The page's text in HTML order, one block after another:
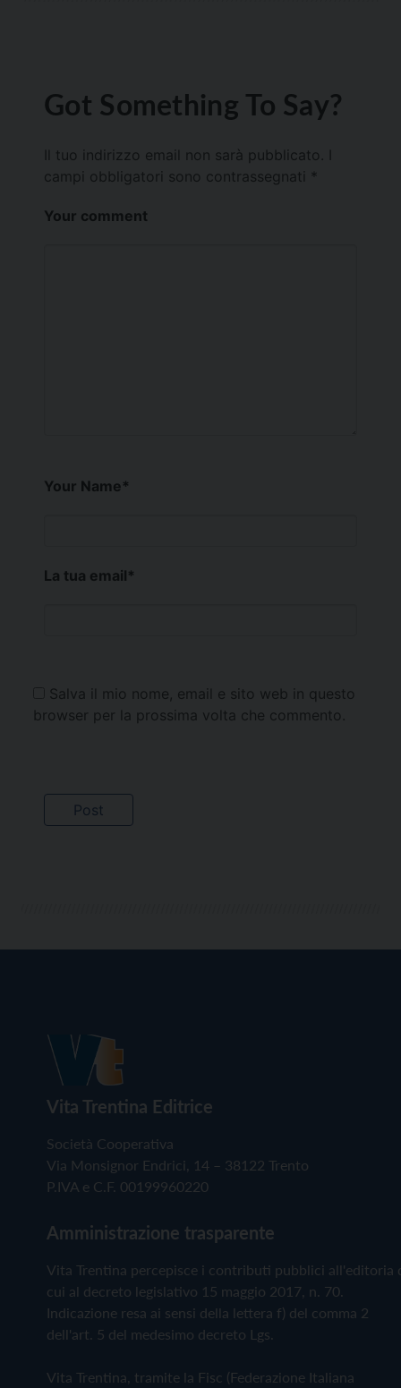
Got Something To Say?
Il tuo indirizzo email non sarà pubblicato.
campi obbligatori sono contrassegnati *
Your comment
Your Name*
La tua email*
Salva il mio nome, email e sito web in questo
browser per la prossima volta che commento.
Vita Trentina Editrice
Società Cooperativa
Via Monsignor Endrici, 14 – 38122 Trento
P.IVA e C.F. 00199960220
Amministrazione trasparente
Vita Trentina percepisce i contributi pubblici all'editoria
cui al decreto legislativo 15 maggio 2017, n. 70.
Indicazione resa ai sensi della lettera f) del comma 2
dell'art. 5 del medesimo decreto Lgs.
Vita Trentina, tramite la Fisc (Federazione Italiana